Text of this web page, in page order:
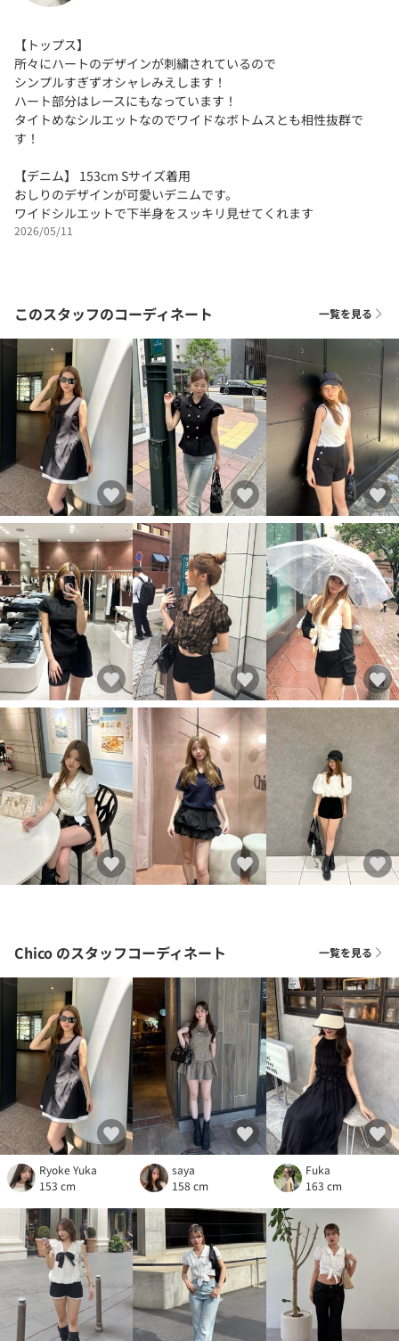
【トップス】
所々にハートのデザインが刺繍されているので
シンプルすぎずオシャレみえします！
ハート部分はレースにもなっています！
タイトめなシルエットなのでワイドなボトムスとも相性抜群で
す！
【デニム】 153cm Sサイズ着用
おしりのデザインが可愛いデニムです。
ワイドシルエットで下半身をスッキリ見せてくれます
2026/05/11
このスタッフのコーディネート 一覧を見る
Chico のスタッフコーディネート 一覧を見る
Ryoke Yuka
153 cm
saya
158 cm
Fuka
163 cm